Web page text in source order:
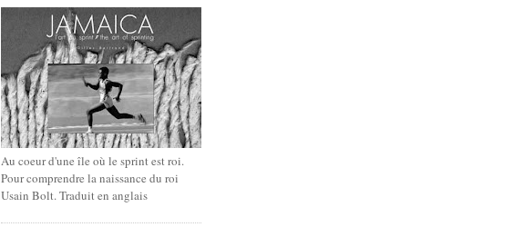
Au coeur d'une île où le sprint est roi.
Pour comprendre la naissance du roi
Usain Bolt. Traduit en anglais